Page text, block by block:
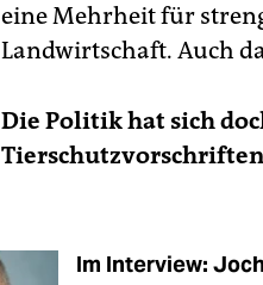
eine Mehrheit für
Landwirtschaft. Auch
Die Politik hat sich
Im Interview: